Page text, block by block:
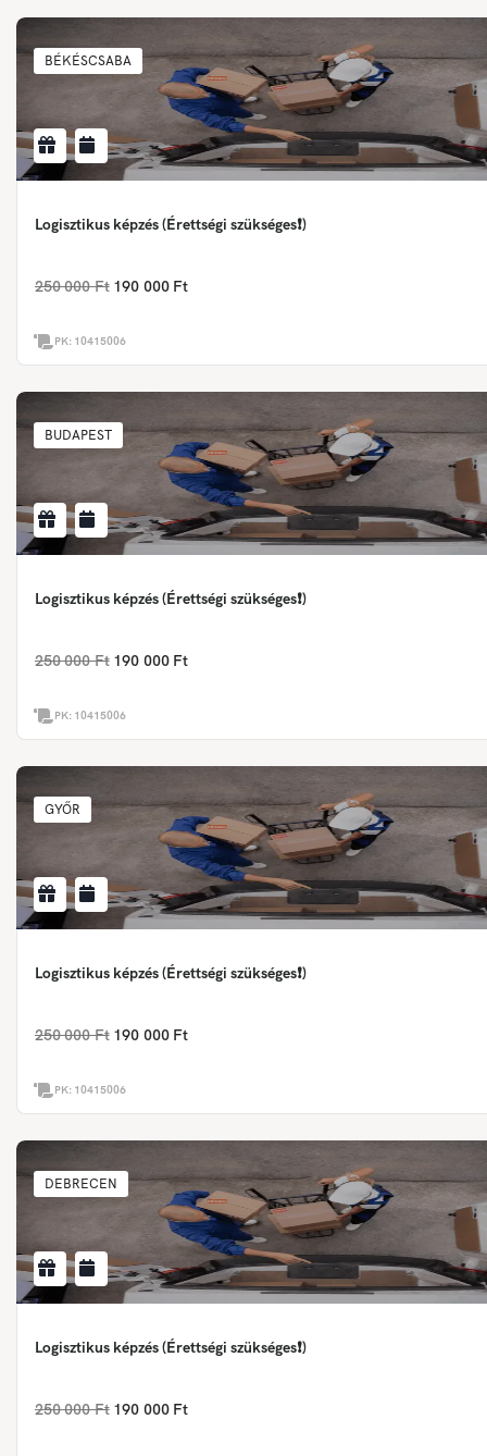
BÉKÉSCSABA
Logisztikus képzés (Érettségi szükséges❗)
250 000 Ft 190 000 Ft
PK: 10415006
BUDAPEST
Logisztikus képzés (Érettségi szükséges❗)
250 000 Ft 190 000 Ft
PK: 10415006
GYŐR
Logisztikus képzés (Érettségi szükséges❗)
250 000 Ft 190 000 Ft
PK: 10415006
DEBRECEN
Logisztikus képzés (Érettségi szükséges❗)
250 000 Ft 190 000 Ft